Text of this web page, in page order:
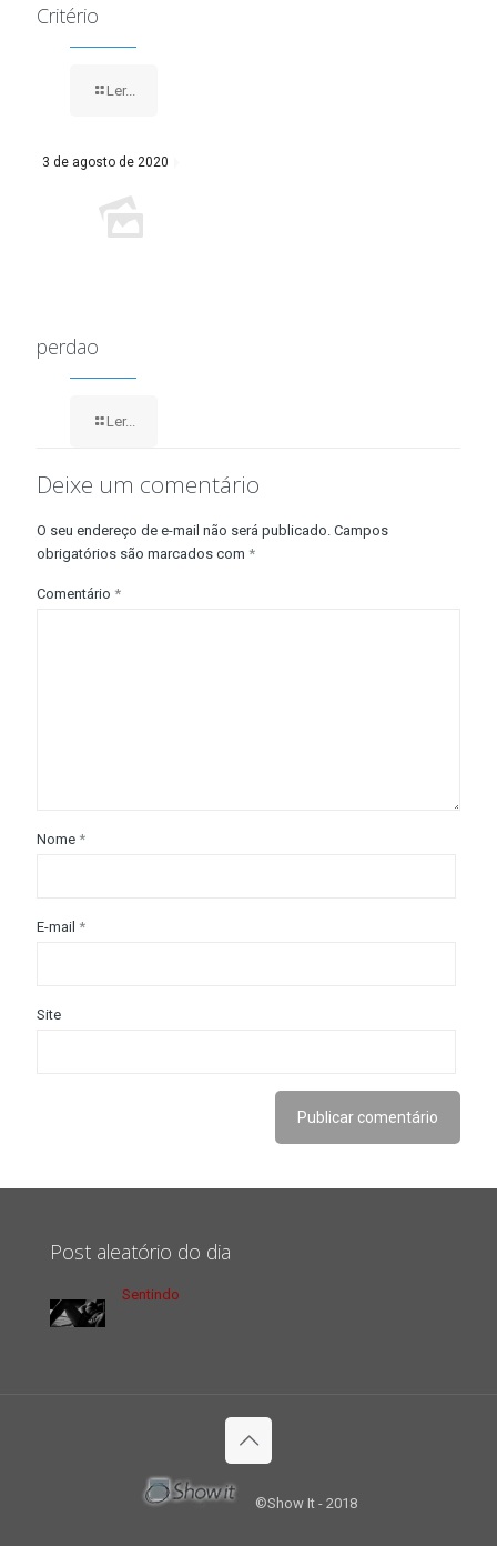
Critério
Ler...
3 de agosto de 2020
perdao
Ler...
Deixe um comentário
O seu endereço de e-mail não será publicado. Campos
obrigatórios são marcados com *
Comentário *
Nome *
E-mail *
Site
Post aleatório do dia
Sentindo
©Show It - 2018